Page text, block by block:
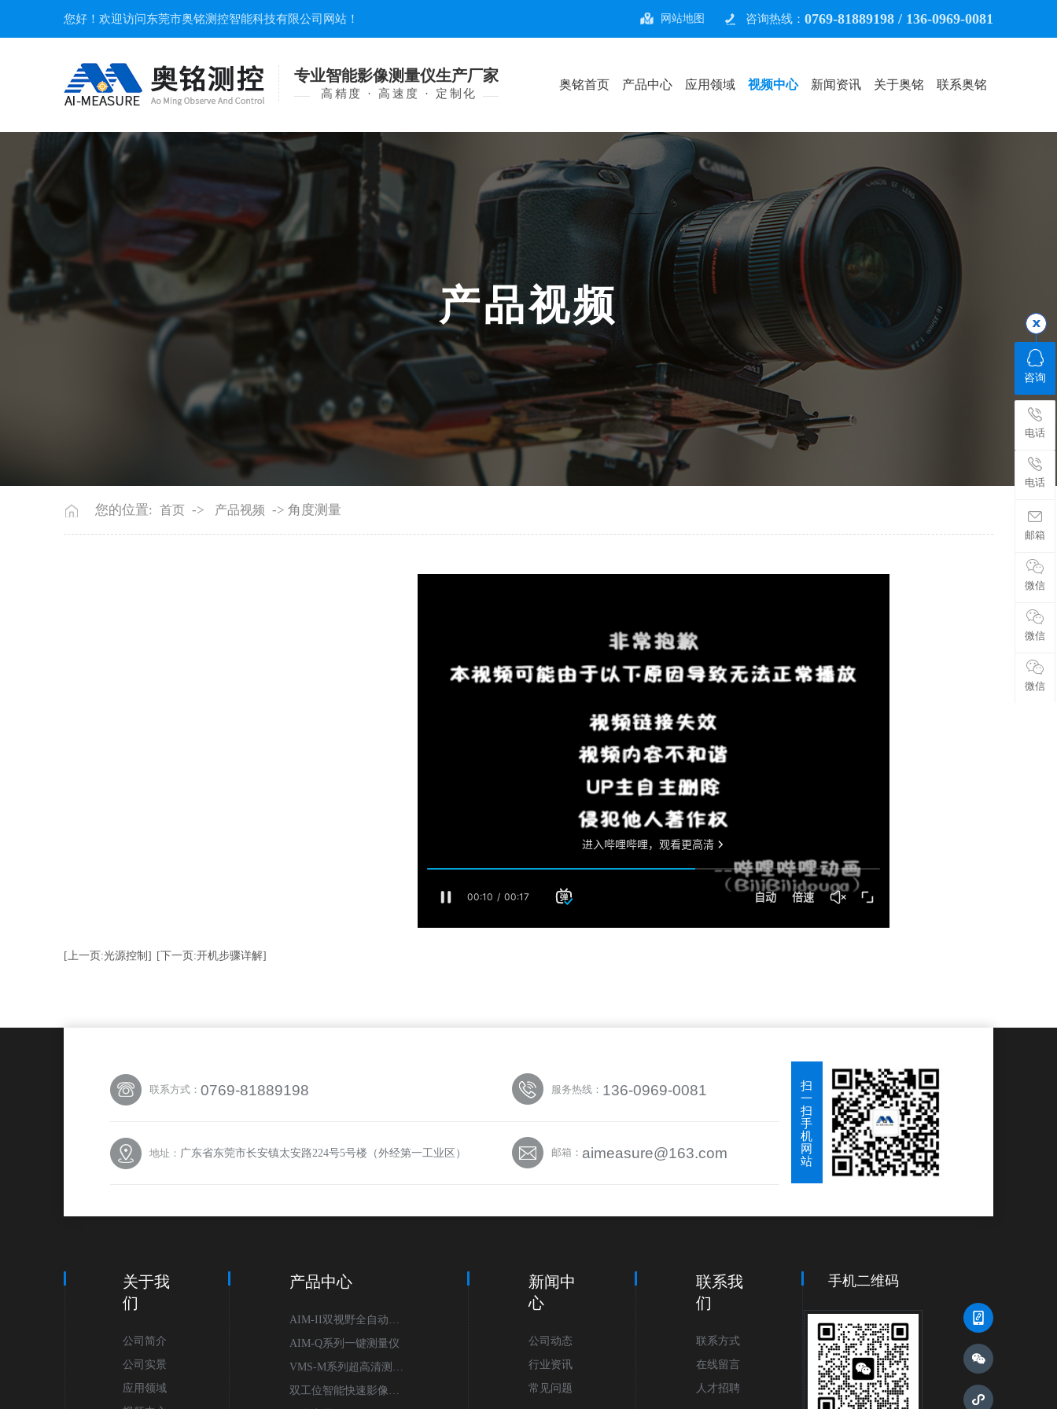
您好！欢迎访问东莞市奥铭测控智能科技有限公司网站！ 咨询热线：0769-81889198 / 136-0969-0081
网站地图
专业智能影像测量仪生产厂家
高精度 · 高速度 · 定制化
奥铭首页 产品中心 应用领域 视频中心 新闻资讯 关于奥铭 联系奥铭
产品视频
您的位置: 首页 -> 产品视频 -> 角度测量
[上一页:光源控制] [下一页:开机步骤详解]
联系方式： 0769-81889198 服务热线： 136-0969-0081
地址： 广东省东莞市长安镇太安路224号5号楼（外经第一工业区） 邮箱： aimeasure@163.com
扫
一
扫
手
机
网
站
关于我
们
公司简介
公司实景
应用领域
产品中心
AIM-II双视野全自动影
像测量仪
AIM-Q系列一键测量仪
VMS-M系列超高清测量
显微镜
双工位智能快速影像测
新闻中
心
公司动态
行业资讯
常见问题
联系我
们
联系方式
在线留言
人才招聘
手机二维码
咨询
电话
电话
邮箱
微信
微信
微信